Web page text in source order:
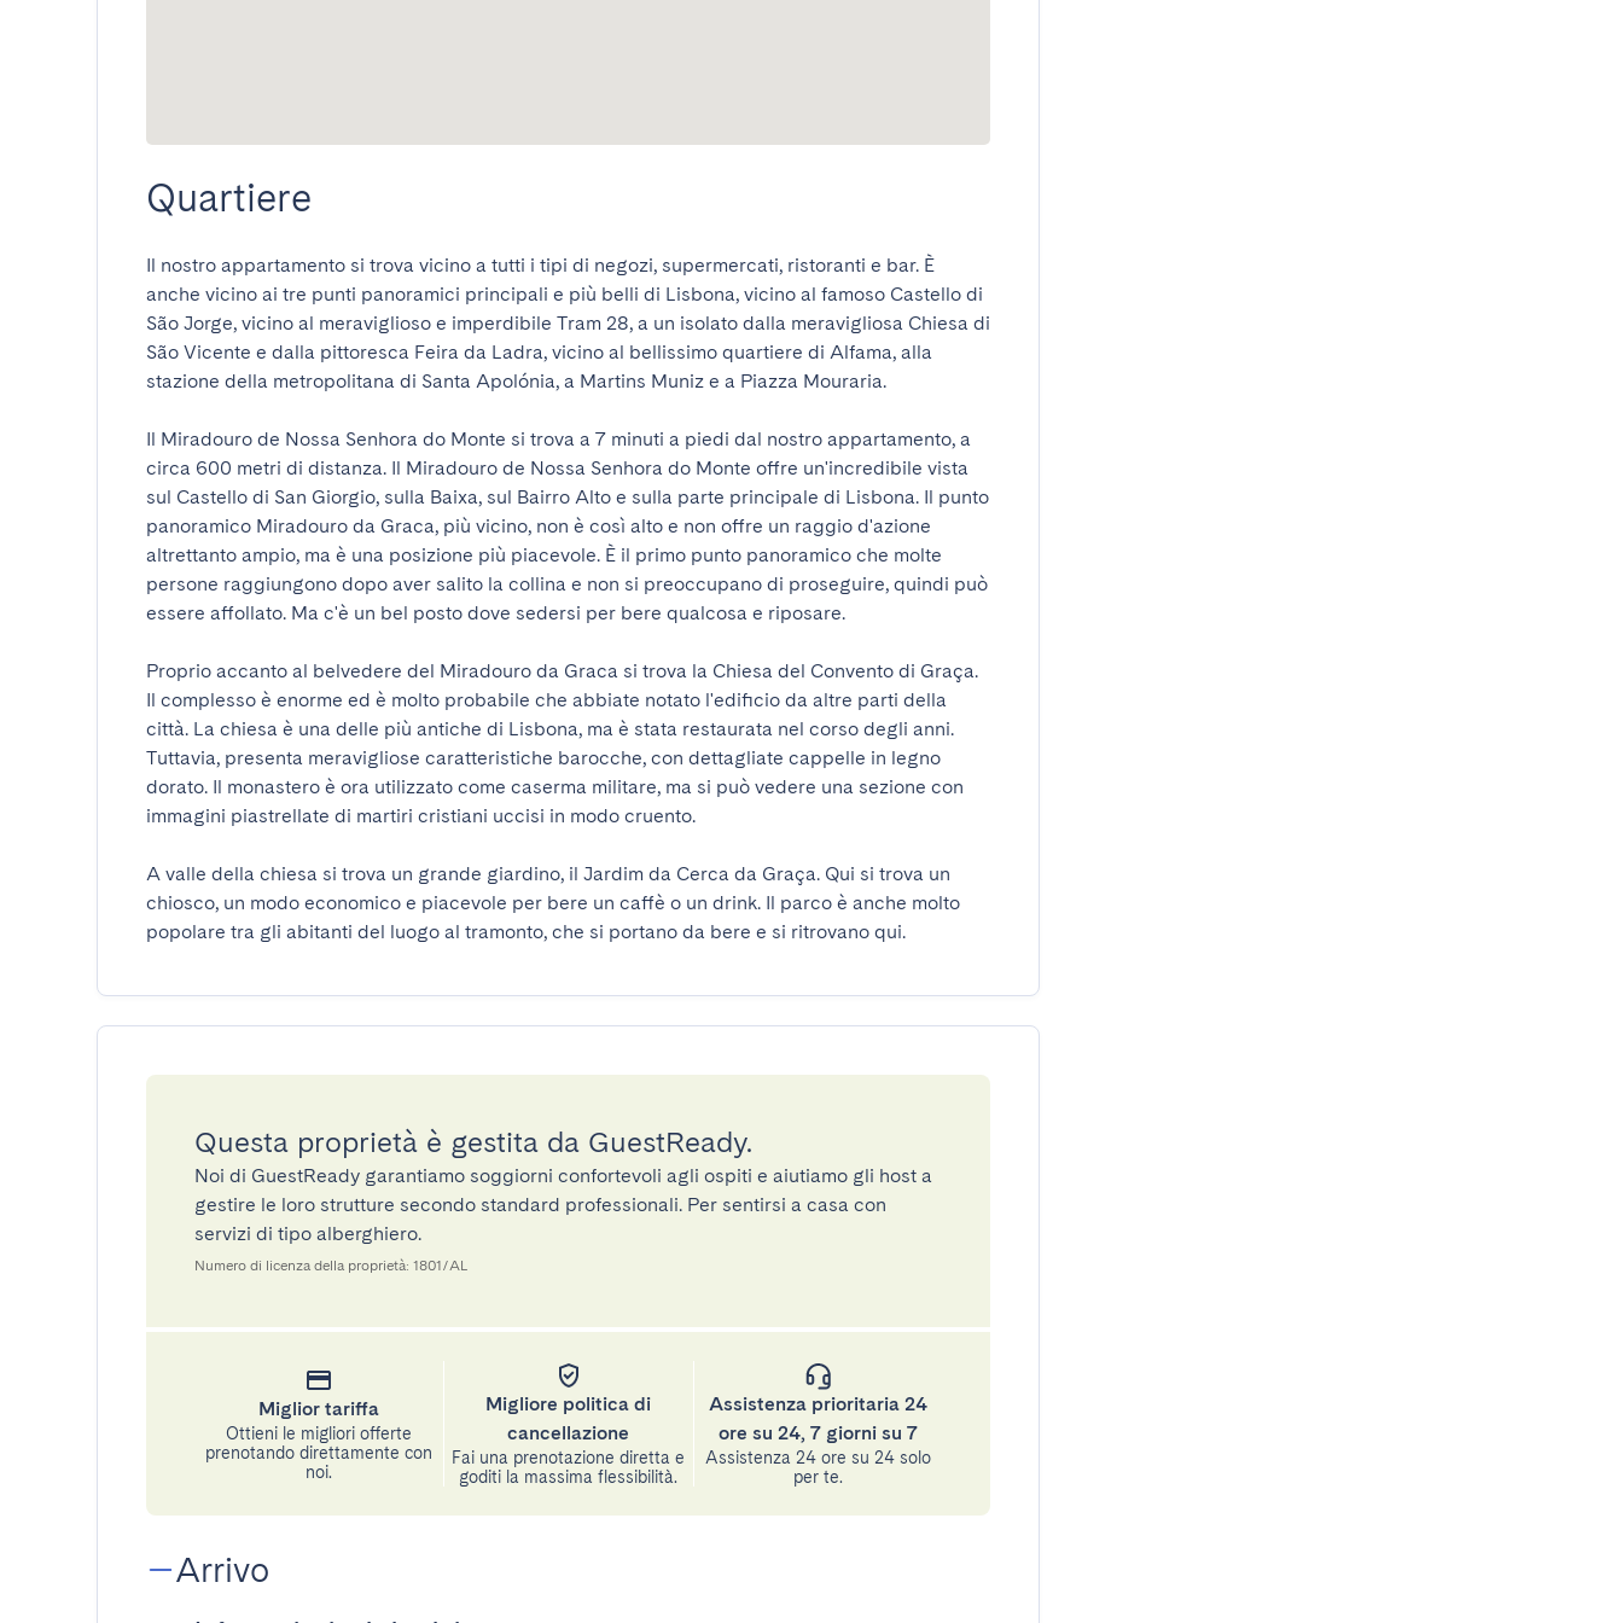
Quartiere
Il nostro appartamento si trova vicino a tutti i tipi di negozi, supermercati, ristoranti e bar. È
anche vicino ai tre punti panoramici principali e più belli di Lisbona, vicino al famoso Castello di
São Jorge, vicino al meraviglioso e imperdibile Tram 28, a un isolato dalla meravigliosa Chiesa di
São Vicente e dalla pittoresca Feira da Ladra, vicino al bellissimo quartiere di Alfama, alla
stazione della metropolitana di Santa Apolónia, a Martins Muniz e a Piazza Mouraria.
Il Miradouro de Nossa Senhora do Monte si trova a 7 minuti a piedi dal nostro appartamento, a
circa 600 metri di distanza. Il Miradouro de Nossa Senhora do Monte offre un'incredibile vista
sul Castello di San Giorgio, sulla Baixa, sul Bairro Alto e sulla parte principale di Lisbona. Il punto
panoramico Miradouro da Graca, più vicino, non è così alto e non offre un raggio d'azione
altrettanto ampio, ma è una posizione più piacevole. È il primo punto panoramico che molte
persone raggiungono dopo aver salito la collina e non si preoccupano di proseguire, quindi può
essere affollato. Ma c'è un bel posto dove sedersi per bere qualcosa e riposare.
Proprio accanto al belvedere del Miradouro da Graca si trova la Chiesa del Convento di Graça.
Il complesso è enorme ed è molto probabile che abbiate notato l'edificio da altre parti della
città. La chiesa è una delle più antiche di Lisbona, ma è stata restaurata nel corso degli anni.
Tuttavia, presenta meravigliose caratteristiche barocche, con dettagliate cappelle in legno
dorato. Il monastero è ora utilizzato come caserma militare, ma si può vedere una sezione con
immagini piastrellate di martiri cristiani uccisi in modo cruento.
A valle della chiesa si trova un grande giardino, il Jardim da Cerca da Graça. Qui si trova un
chiosco, un modo economico e piacevole per bere un caffè o un drink. Il parco è anche molto
popolare tra gli abitanti del luogo al tramonto, che si portano da bere e si ritrovano qui.
Questa proprietà è gestita da GuestReady.
Noi di GuestReady garantiamo soggiorni confortevoli agli ospiti e aiutiamo gli host a
gestire le loro strutture secondo standard professionali. Per sentirsi a casa con
servizi di tipo alberghiero.
Numero di licenza della proprietà: 1801/AL
Miglior tariffa
Ottieni le migliori offerte
prenotando direttamente con
noi.
Migliore politica di
cancellazione
Fai una prenotazione diretta e
goditi la massima flessibilità.
Assistenza prioritaria 24
ore su 24, 7 giorni su 7
Assistenza 24 ore su 24 solo
per te.
Arrivo